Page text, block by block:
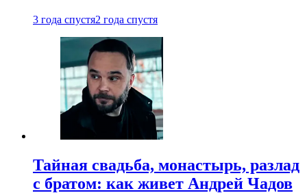
3 года спустя2 года спустя
Тайная свадьба, монастырь, разлад
с братом: как живет Андрей Чадов